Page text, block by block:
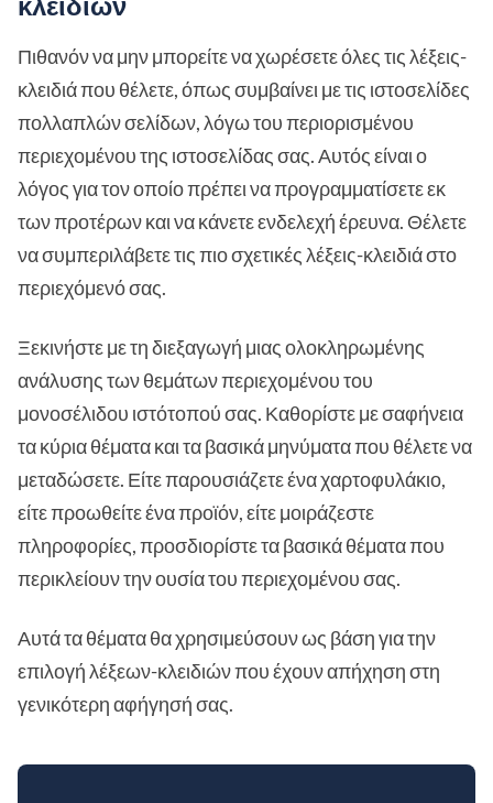
Πιθανόν να μην μπορείτε να χωρέσετε όλες τις λέξεις-
κλειδιά που θέλετε, όπως συμβαίνει με τις ιστοσελίδες
πολλαπλών σελίδων, λόγω του περιορισμένου
περιεχομένου της ιστοσελίδας σας. Αυτός είναι ο
λόγος για τον οποίο πρέπει να προγραμματίσετε εκ
των προτέρων και να κάνετε ενδελεχή έρευνα. Θέλετε
να συμπεριλάβετε τις πιο σχετικές λέξεις-κλειδιά στο
περιεχόμενό σας.
Ξεκινήστε με τη διεξαγωγή μιας ολοκληρωμένης
ανάλυσης των θεμάτων περιεχομένου του
μονοσέλιδου ιστότοπού σας. Καθορίστε με σαφήνεια
τα κύρια θέματα και τα βασικά μηνύματα που θέλετε να
μεταδώσετε. Είτε παρουσιάζετε ένα χαρτοφυλάκιο,
είτε προωθείτε ένα προϊόν, είτε μοιράζεστε
πληροφορίες, προσδιορίστε τα βασικά θέματα που
περικλείουν την ουσία του περιεχομένου σας.
Αυτά τα θέματα θα χρησιμεύσουν ως βάση για την
επιλογή λέξεων-κλειδιών που έχουν απήχηση στη
γενικότερη αφήγησή σας.